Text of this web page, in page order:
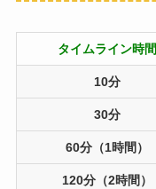
タイムライン時間
10分
30分
60分（1時間）
120分（2時間）